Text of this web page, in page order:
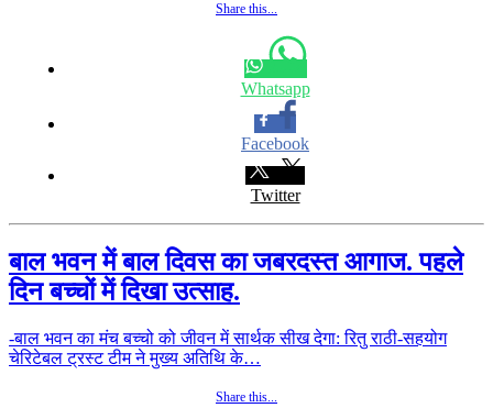
Share this...
Whatsapp
Facebook
Twitter
बाल भवन में बाल दिवस का जबरदस्त आगाज. पहले
दिन बच्चों में दिखा उत्साह.
-बाल भवन का मंच बच्चो को जीवन में सार्थक सीख देगा: रितु राठी-सहयोग
चेरिटेबल ट्रस्ट टीम ने मुख्य अतिथि के…
Share this...